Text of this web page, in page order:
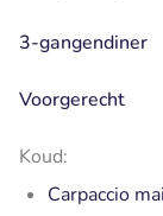
3-gangendiner
Voorgerecht
Koud:
Carpaccio